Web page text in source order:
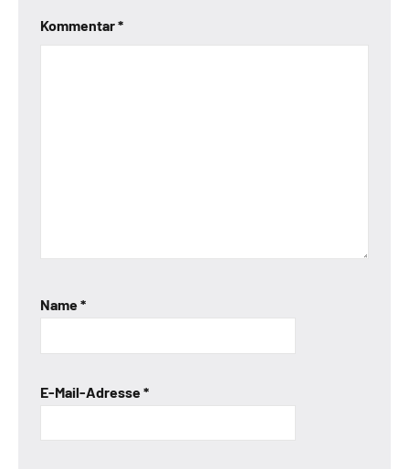
Kommentar*
Name*
E-Mail-Adresse*